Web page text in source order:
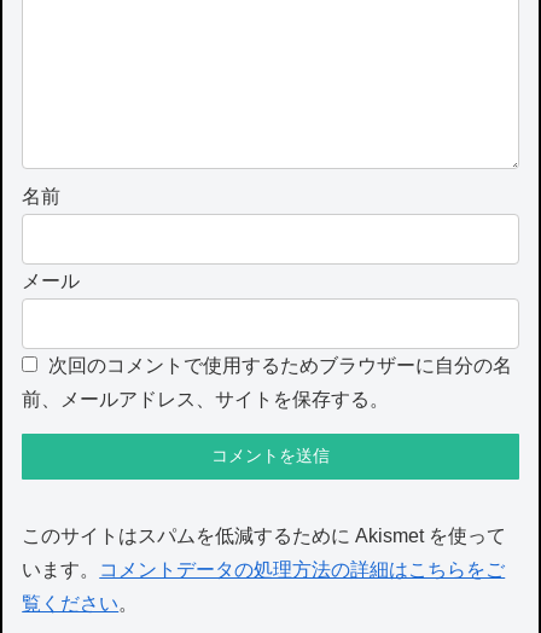
名前
メール
次回のコメントで使用するためブラウザーに自分の名
前、メールアドレス、サイトを保存する。
このサイトはスパムを低減するために Akismet を使って
います。
コメントデータの処理方法の詳細はこちらをご
覧ください。